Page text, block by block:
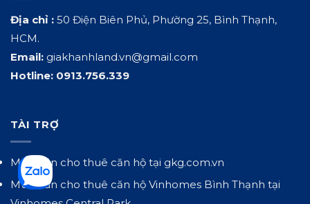
Địa chỉ : 50 Điện Biên Phủ, Phường 25, Bình Thạnh,
HCM.
Email: giakhanhland.vn@gmail.com
Hotline: 0913.756.339
TÀI TRỢ
Mua bán cho thuê căn hộ tại gkg.com.vn
Mua bán cho thuê căn hộ Vinhomes Bình Thạnh tại